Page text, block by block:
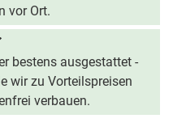
vor Ort.
bestens ausgestattet -
wir zu Vorteilspreisen
verbauen.